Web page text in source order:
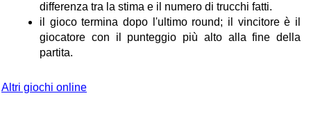
differenza tra la stima e il numero di trucchi fatti.
il gioco termina dopo l'ultimo round; il vincitore è il
giocatore con il punteggio più alto alla fine della
partita.
Altri giochi online